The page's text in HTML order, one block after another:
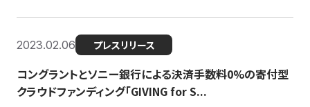
2023.02.06 プレスリリース
コングラントとソニー銀行による決済手数料0%の寄付型
クラウドファンディング「GIVING for S...